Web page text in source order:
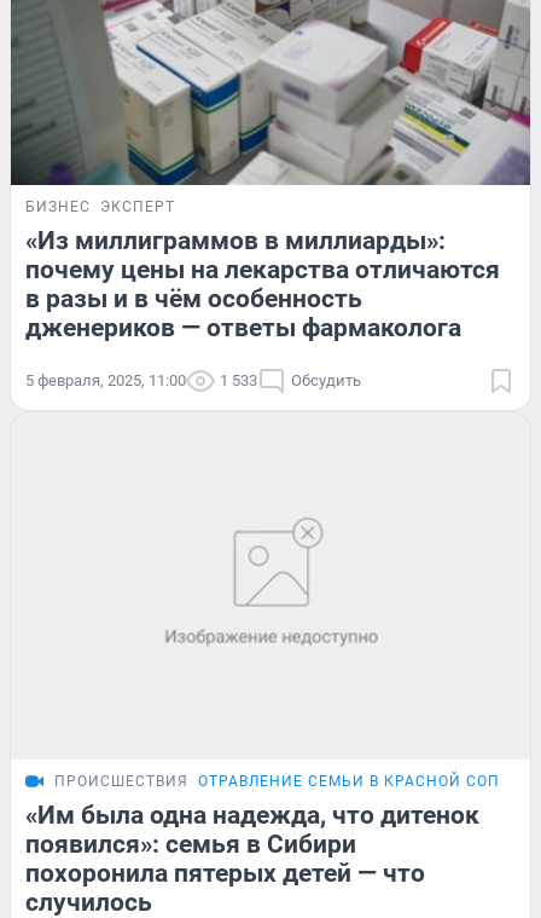
БИЗНЕС ЭКСПЕРТ
«Из миллиграммов в миллиарды»:
почему цены на лекарства отличаются
в разы и в чём особенность
дженериков — ответы фармаколога
5 февраля, 2025, 11:00 1 533 Обсудить
ПРОИСШЕСТВИЯ ОТРАВЛЕНИЕ СЕМЬИ В КРАСНОЙ СОПКЕ
«Им была одна надежда, что дитенок
появился»: семья в Сибири
похоронила пятерых детей — что
случилось